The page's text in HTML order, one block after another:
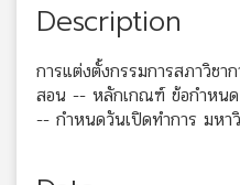
Description
การแต่งตั้งกรรมการสภาวิชา
สอน -- หลักเกณฑ์ ข้อกำหน
-- กำหนดวันเปิดทำการ มหา